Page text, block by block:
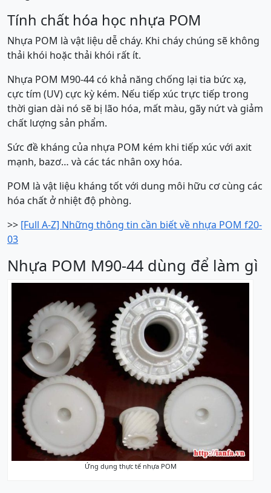
Tính chất hóa học nhựa POM
Nhựa POM là vật liệu dễ cháy. Khi cháy chúng sẽ không
thải khói hoặc thải khói rất ít.
Nhựa POM M90-44 có khả năng chống lại tia bức xạ,
cực tím (UV) cực kỳ kém. Nếu tiếp xúc trực tiếp trong
thời gian dài nó sẽ bị lão hóa, mất màu, gãy nứt và giảm
chất lượng sản phẩm.
Sức đề kháng của nhựa POM kém khi tiếp xúc với axit
mạnh, bazơ… và các tác nhân oxy hóa.
POM là vật liệu kháng tốt với dung môi hữu cơ cùng các
hóa chất ở nhiệt độ phòng.
>> [Full A-Z] Những thông tin cần biết về nhựa POM f20-
03
Nhựa POM M90-44 dùng để làm gì
Ứng dụng thực tế nhựa POM